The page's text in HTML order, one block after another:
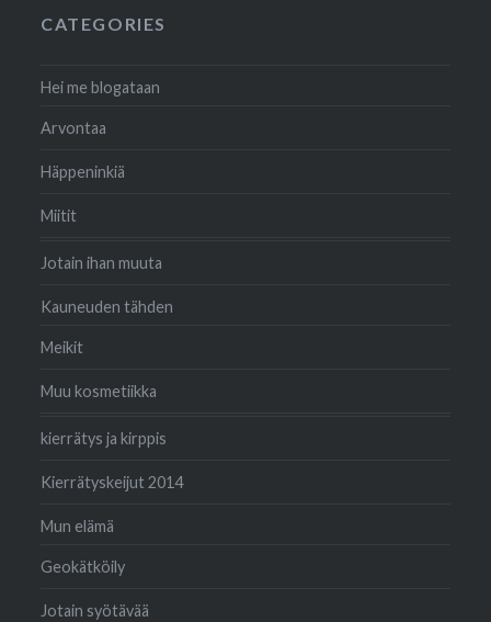
CATEGORIES
Hei me blogataan
Arvontaa
Häppeninkiä
Miitit
Jotain ihan muuta
Kauneuden tähden
Meikit
Muu kosmetiikka
kierrätys ja kirppis
Kierrätyskeijut 2014
Mun elämä
Geokätköily
Jotain syötävää